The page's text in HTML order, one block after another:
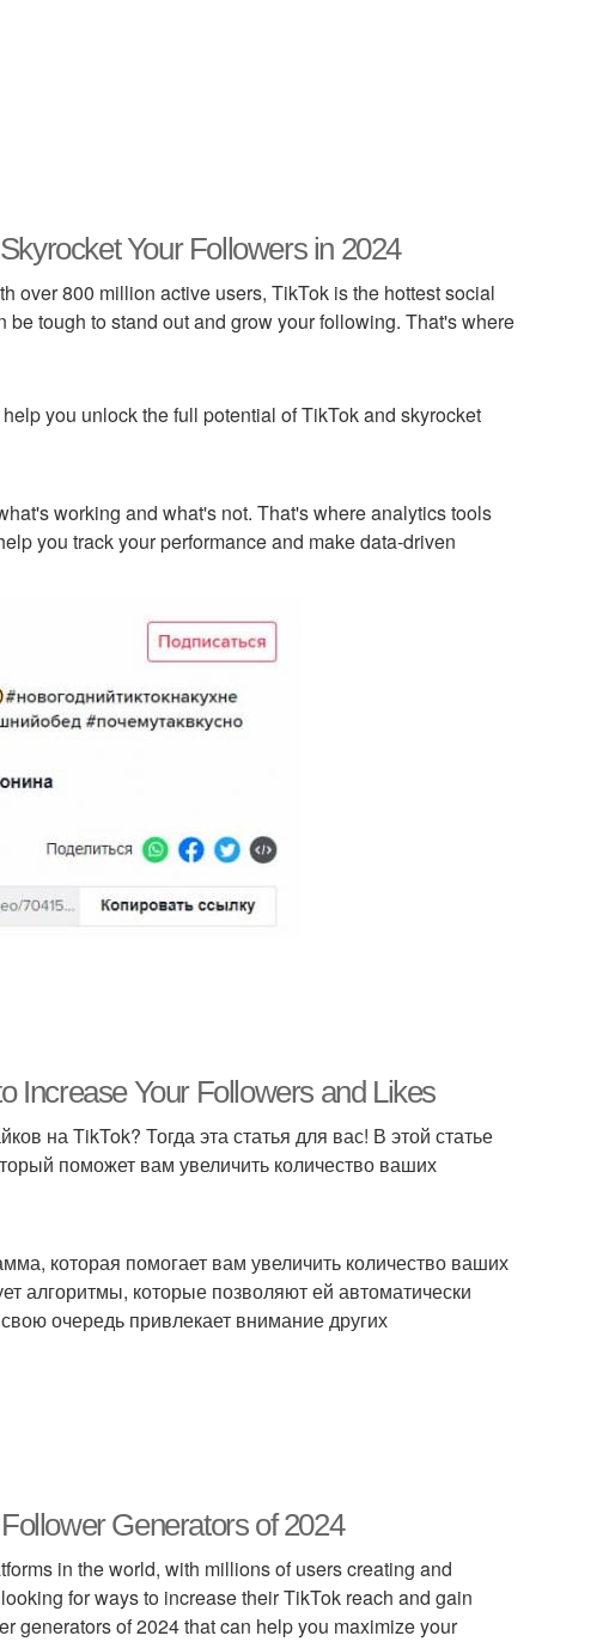
Your Followers in 2024
over 800 million active users, TikTok is the hottest social
tough to stand out and grow your following. That's where
you unlock the full potential of TikTok and skyrocket
working and what's not. That's where analytics tools
you track your performance and make data-driven
Increase Your Followers and Likes
на TikTok? Тогда эта статья для вас! В этой статье
поможет вам увеличить количество ваших
которая помогает вам увеличить количество ваших
алгоритмы, которые позволяют ей автоматически
очередь привлекает внимание других
Generators of 2024
in the world, with millions of users creating and
for ways to increase their TikTok reach and gain
generators of 2024 that can help you maximize your